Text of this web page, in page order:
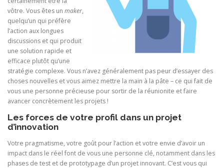
vôtre. Vous êtes un maker,
quelqu’un qui préfère
l’action aux longues
discussions et qui produit
une solution rapide et
efficace plutôt qu’une
stratégie complexe. Vous n’avez généralement pas peur d’essayer des
choses nouvelles et vous aimez mettre la main à la pâte – ce qui fait de
vous une personne précieuse pour sortir de la réunionite et faire
avancer concrètement les projets !
Les forces de votre profil dans un projet
d’innovation
Votre pragmatisme, votre goût pour l’action et votre envie d’avoir un
impact dans le réel font de vous une personne clé, notamment dans les
phases de test et de prototypage d’un projet innovant. C’est vous qui